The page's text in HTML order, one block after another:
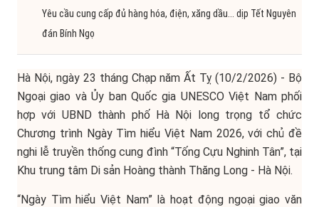
Yêu cầu cung cấp đủ hàng hóa, điện, xăng dầu... dịp Tết Nguyên
đán Bính Ngọ
Hà Nội, ngày 23 tháng Chạp năm Ất Tỵ (10/2/2026) - Bộ
Ngoại giao và Ủy ban Quốc gia UNESCO Việt Nam phối
hợp với UBND thành phố Hà Nội long trọng tổ chức
Chương trình Ngày Tìm hiểu Việt Nam 2026, với chủ đề
nghi lễ truyền thống cung đình “Tống Cựu Nghinh Tân”, tại
Khu trung tâm Di sản Hoàng thành Thăng Long - Hà Nội.
“Ngày Tìm hiểu Việt Nam” là hoạt động ngoại giao văn